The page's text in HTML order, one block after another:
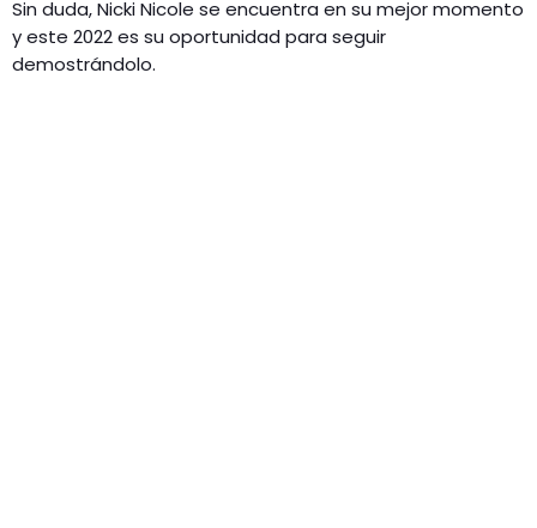
Sin duda, Nicki Nicole se encuentra en su mejor momento
y este 2022 es su oportunidad para seguir
demostrándolo.